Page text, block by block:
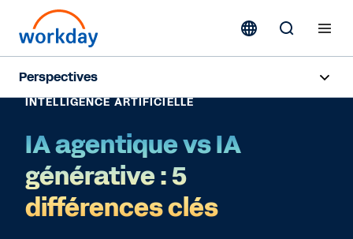
Perspectives
INTELLIGENCE ARTIFICIELLE
IA agentique vs IA
générative : 5
différences clés